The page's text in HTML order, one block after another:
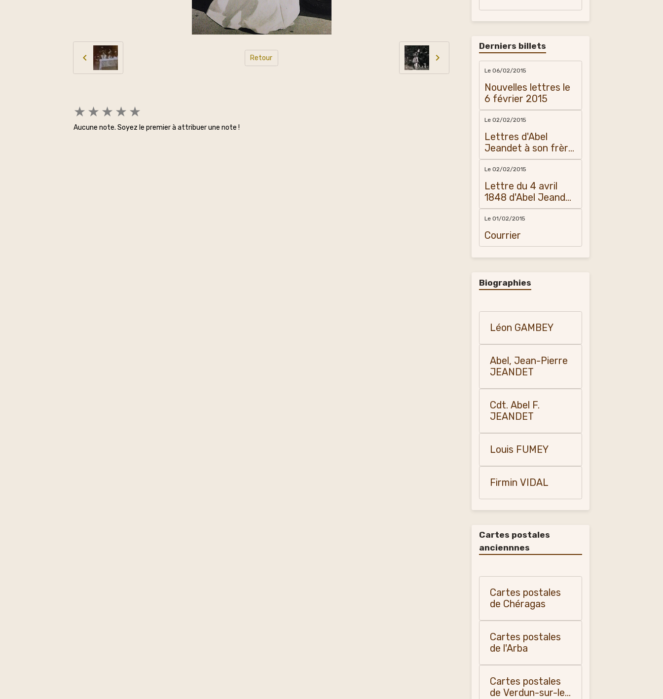
Retour
★ ★ ★ ★ ★
Aucune note. Soyez le premier à attribuer une note !
Derniers billets
Le 06/02/2015
Nouvelles lettres le
6 février 2015
Le 02/02/2015
Lettres d'Abel
Jeandet à son frère
Amédée
Le 02/02/2015
Lettre du 4 avril
1848 d'Abel Jeandet
et sa mère à
Amédée
Le 01/02/2015
Courrier
Biographies
Léon GAMBEY
Abel, Jean-Pierre
JEANDET
Cdt. Abel F.
JEANDET
Louis FUMEY
Firmin VIDAL
Cartes postales
anciennnes
Cartes postales
de Chéragas
Cartes postales
de l'Arba
Cartes postales
de Verdun-sur-le-